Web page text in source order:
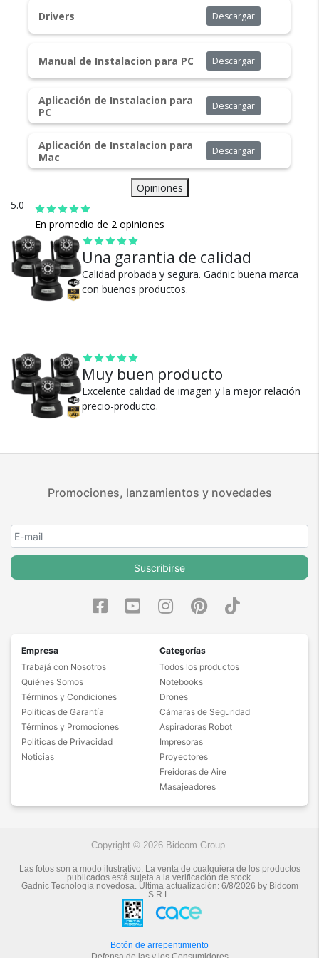
Drivers Descargar
Manual de Instalacion para PC Descargar
Aplicación de Instalacion para
PC
Descargar
Aplicación de Instalacion para
Mac
Descargar
Opiniones
5.0
En promedio de 2 opiniones
Una garantia de calidad
Calidad probada y segura. Gadnic buena marca
con buenos productos.
Muy buen producto
Excelente calidad de imagen y la mejor relación
precio-producto.
Cambios y Devoluciones
Te damos 30 días de prueba.
dinero.
¿Por qué estamos tan
seguros?
100% de calificaciones
5 estrellas de 5 en Facebook.
Más de 15.000 comentarios
positivos en todos nuestros
productos.
Promociones, lanzamientos y novedades
Suscribirse
Empresa
Trabajá con Nosotros
Quiénes Somos
Términos y Condiciones
Políticas de Garantía
Términos y Promociones
Políticas de Privacidad
Noticias
Categorías
Todos los productos
Notebooks
Drones
Cámaras de Seguridad
Aspiradoras Robot
Impresoras
Proyectores
Freidoras de Aire
Masajeadores
Copyright © 2026 Bidcom Group.
Las fotos son a modo ilustrativo. La venta de cualquiera de los productos
publicados está sujeta a la verificación de stock.
Gadnic Tecnología novedosa. Última actualización: 6/8/2026 by Bidcom
S.R.L.
Botón de arrepentimiento